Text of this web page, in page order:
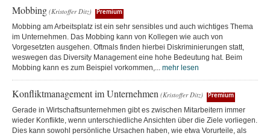
Mobbing (Kristoffer Ditz) Premium
Mobbing am Arbeitsplatz ist ein sehr sensibles und auch wichtiges Thema
im Unternehmen. Das Mobbing kann von Kollegen wie auch von
Vorgesetzten ausgehen. Oftmals finden hierbei Diskriminierungen statt,
weswegen das Diversity Management eine hohe Bedeutung hat. Beim
Mobbing kann es zum Beispiel vorkommen,... mehr lesen
Konfliktmanagement im Unternehmen (Kristoffer Ditz) Premium
Gerade in Wirtschaftsunternehmen gibt es zwischen Mitarbeitern immer
wieder Konflikte, wenn unterschiedliche Ansichten über die Ziele vorliegen.
Dies kann sowohl persönliche Ursachen haben, wie etwa Vorurteile, als